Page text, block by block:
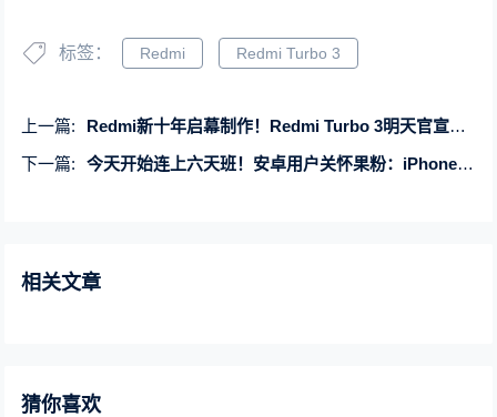
标签： Redmi Redmi Turbo 3
上一篇:
Redmi新十年启幕制作！Redmi Turbo 3明天官宣定档：最强性能中端机
下一篇:
今天开始连上六天班！安卓用户关怀果粉：iPhone闹钟没响上班要迟到
相关文章
猜你喜欢